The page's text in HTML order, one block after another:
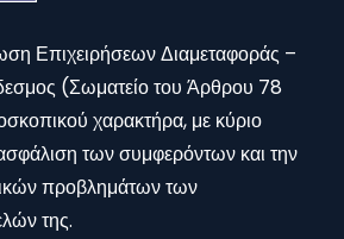
Επιχειρήσεων Διαμεταφοράς –
(Σωματείο του Άρθρου 78
χαρακτήρα, με κύριο
των συμφερόντων και την
προβλημάτων των
της.